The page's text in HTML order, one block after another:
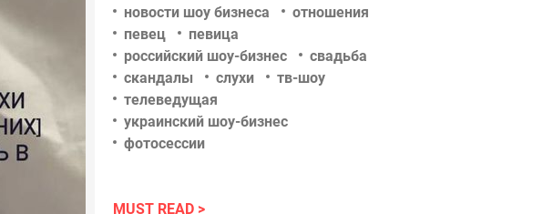
новости шоу бизнеса
отношения
певец
певица
российский шоу-бизнес
свадьба
скандалы
слухи
тв-шоу
телеведущая
украинский шоу-бизнес
фотосессии
MUST READ